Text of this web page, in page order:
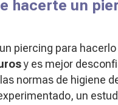
hacerte un
piercing para
y es mejor
normas de higiene
un